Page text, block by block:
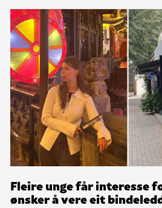
Fleire unge får interesse
ønsker å vere eit